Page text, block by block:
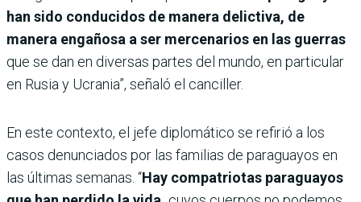
han sido conducidos de manera delictiva, de
manera engañosa a ser mercenarios en las guerras
que se dan en diversas partes del mundo, en particular
en Rusia y Ucrania”, señaló el canciller.
En este contexto, el jefe diplomático se refirió a los
casos denunciados por las familias de paraguayos en
las últimas semanas. “Hay compatriotas paraguayos